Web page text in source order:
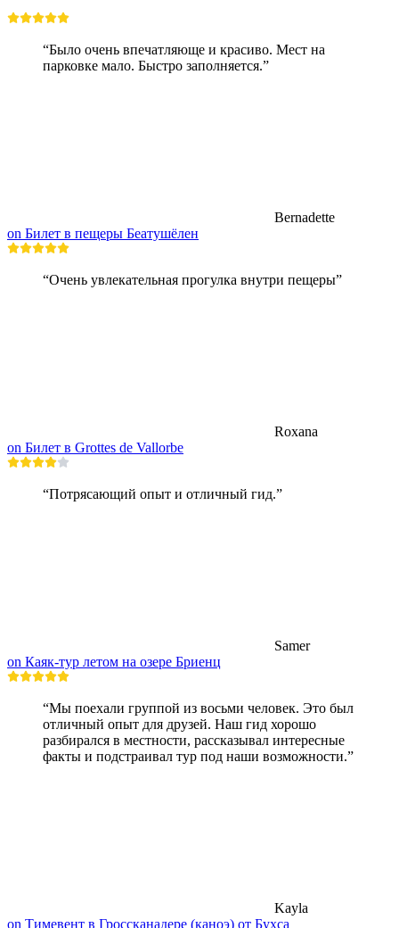
“Было очень впечатляюще и красиво. Мест на
парковке мало. Быстро заполняется.”
Bernadette
on Билет в пещеры Беатушёлен
“Очень увлекательная прогулка внутри пещеры”
Roxana
on Билет в Grottes de Vallorbe
“Потрясающий опыт и отличный гид.”
Samer
on Каяк-тур летом на озере Бриенц
“Мы поехали группой из восьми человек. Это был
отличный опыт для друзей. Наш гид хорошо
разбирался в местности, рассказывал интересные
факты и подстраивал тур под наши возможности.”
Kayla
on Тимевент в Гроссканадере (каноэ) от Бухса